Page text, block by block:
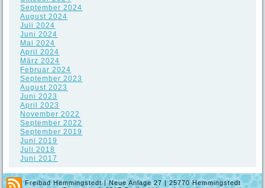
September 2024
August 2024
Juli 2024
Juni 2024
Mai 2024
April 2024
März 2024
Februar 2024
September 2023
August 2023
Juni 2023
April 2023
November 2022
September 2022
September 2019
Juni 2019
Juli 2018
Juni 2017
Freibad Hemmingstedt | Neue Anlage 27 | 25770 Hemmingstedt